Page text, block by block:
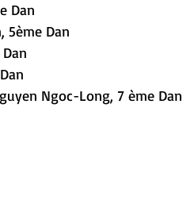
Dan
5ème Dan
Ngoc-Long, 7 ème Dan